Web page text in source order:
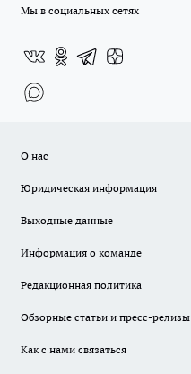
Мы в социальных сетях
О нас
Юридическая информация
Выходные данные
Информация о команде
Редакционная политика
Обзорные статьи и пресс-релизы
Как с нами связаться